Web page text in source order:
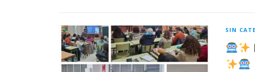
SIN